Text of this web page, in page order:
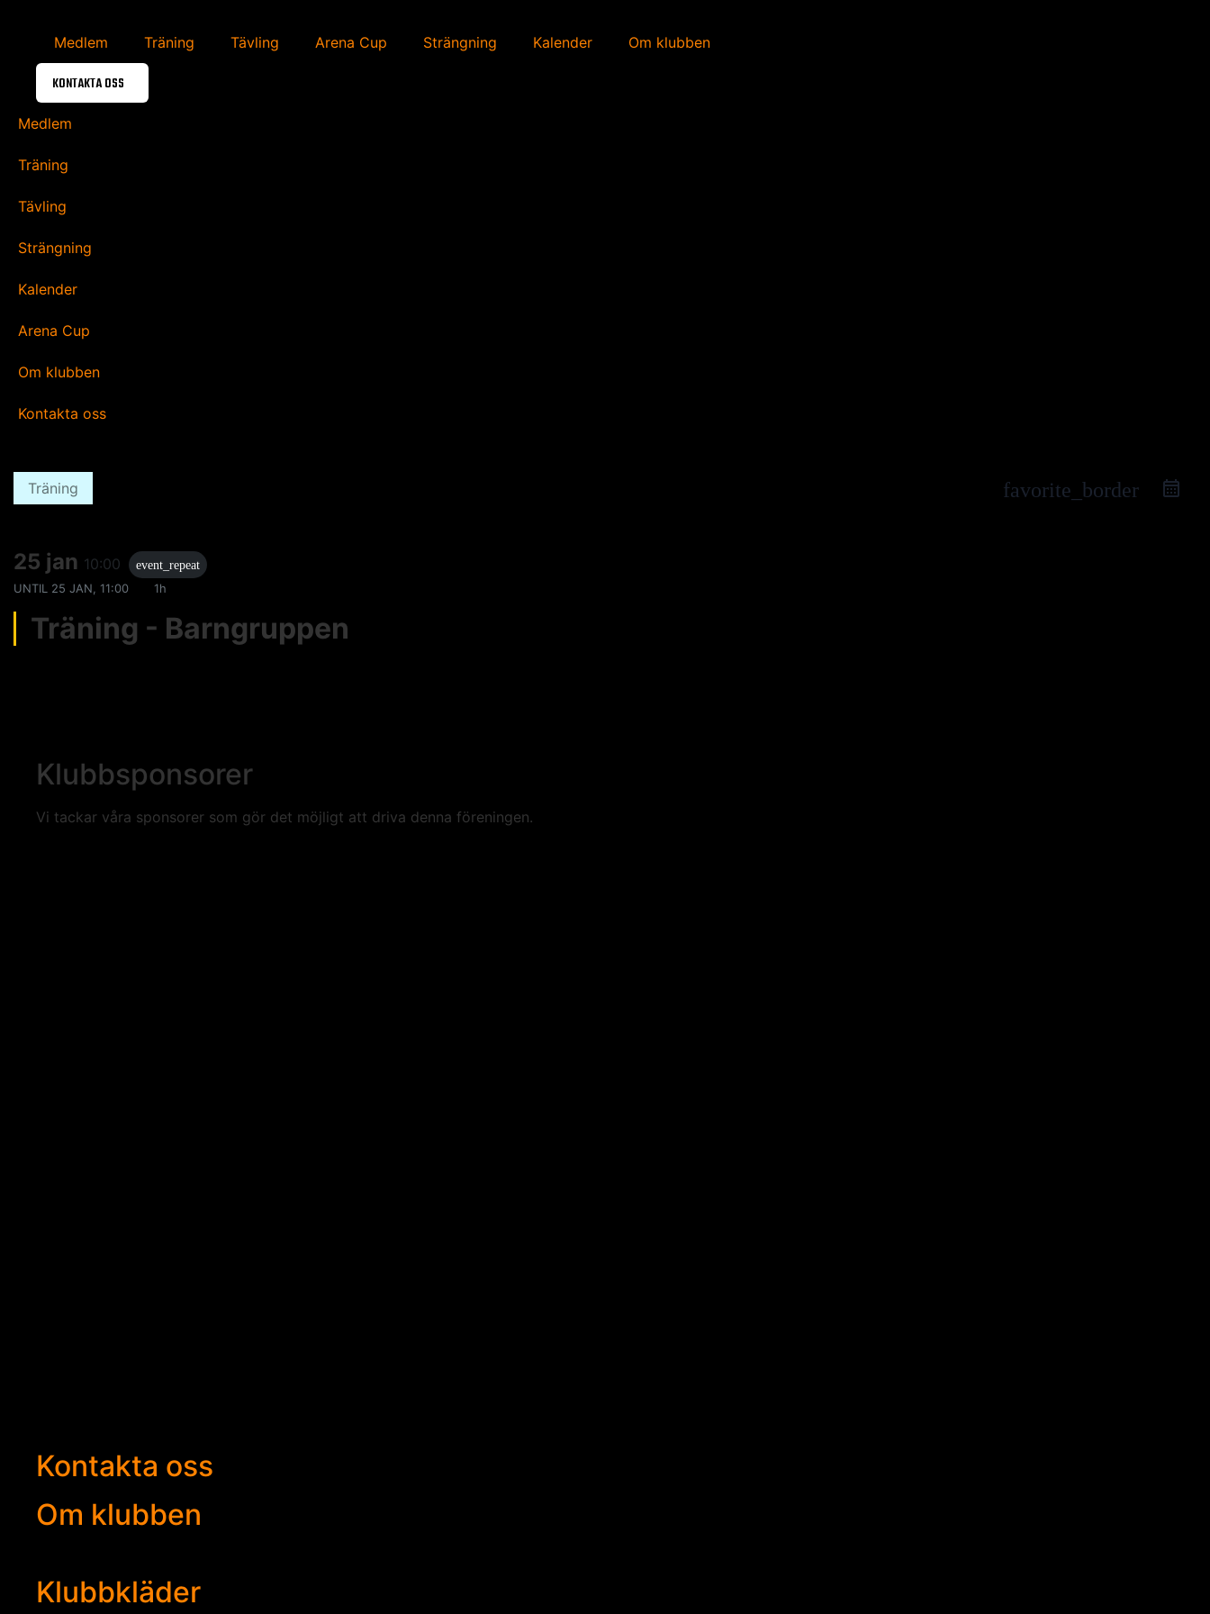
Medlem Träning Tävling Arena Cup Strängning Kalender Om klubben
KONTAKTA OSS
Medlem
Träning
Tävling
Strängning
Kalender
Arena Cup
Om klubben
Kontakta oss
Träning favorite_border
25 jan 10:00
event_repeat
UNTIL 25 JAN, 11:00 1h
Träning - Barngruppen
Klubbsponsorer
Vi tackar våra sponsorer som gör det möjligt att driva denna föreningen.
Kontakta oss
Om klubben
Klubbkläder